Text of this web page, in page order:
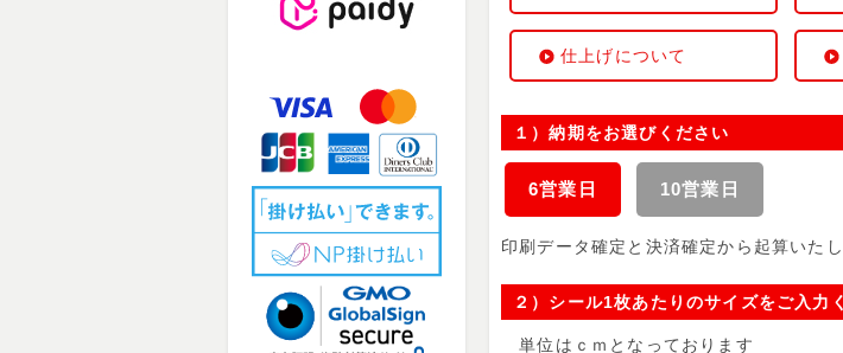
仕上げについて
１）納期をお選びください
6営業日 10営業日
印刷データ確定と決済確定から起算いた
２）シール1枚あたりのサイズをご入力
単位はｃｍとなっております